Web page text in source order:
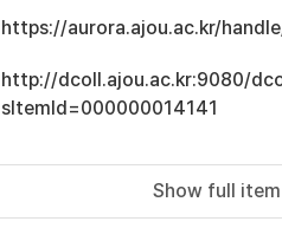
https://aurora.ajou.ac.kr/
http://dcoll.ajou.ac.kr:9080/
sItemId=000000014141
Show full